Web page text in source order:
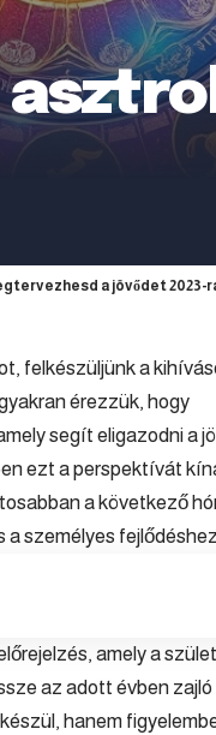
a jövődet 2023-
felkészüljünk a
érezzük, hogy
segít eligazodni a
ezt a perspektívát
a következő
a személyes
amely a
az adott évben zajló
hanem